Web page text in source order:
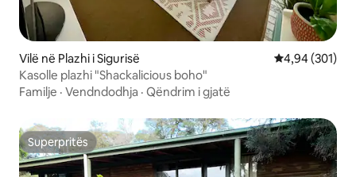
Vilë në Plazhi i Sigurisë Vlerësimi
4,94 (301)
Kasolle plazhi "Shackalicious boho"
Familje · Vendndodhja · Qëndrim i gjatë
Superpritës
Superpritës